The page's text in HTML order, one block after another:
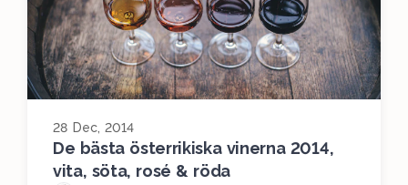
28 Dec, 2014
De bästa österrikiska vinerna 2014,
vita, söta, rosé & röda